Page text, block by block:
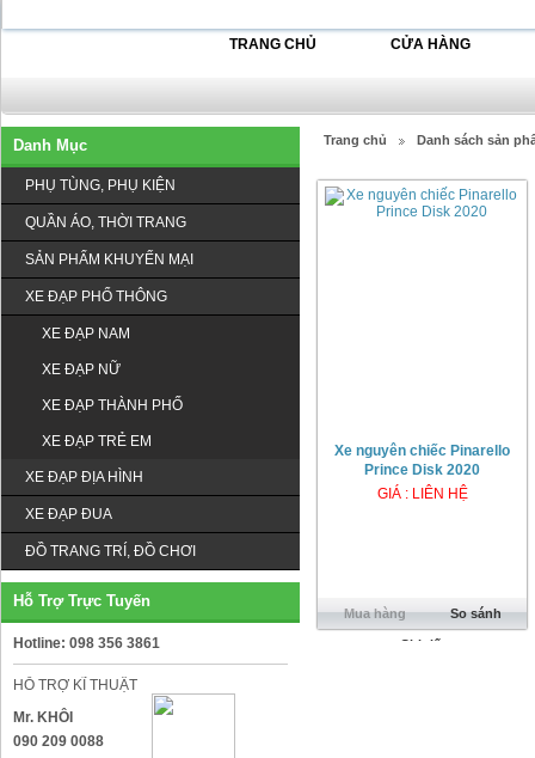
TRANG CHỦ CỬA HÀNG
Trang chủ Danh sách sản
Xe nguyên chiếc Pinarello
Prince Disk 2020
GIÁ : LIÊN HỆ
Mua hàng So sánh
Chi tiết
Danh Mục
PHỤ TÙNG, PHỤ KIỆN
QUẦN ÁO, THỜI TRANG
SẢN PHẨM KHUYẾN MẠI
XE ĐẠP PHỔ THÔNG
XE ĐẠP NAM
XE ĐẠP NỮ
XE ĐẠP THÀNH PHỐ
XE ĐẠP TRẺ EM
XE ĐẠP ĐỊA HÌNH
XE ĐẠP ĐUA
ĐỒ TRANG TRÍ, ĐỒ CHƠI
Hỗ Trợ Trực Tuyến
Hotline: 098 356 3861
HỖ TRỢ KĨ THUẬT
Mr. KHÔI
090 209 0088